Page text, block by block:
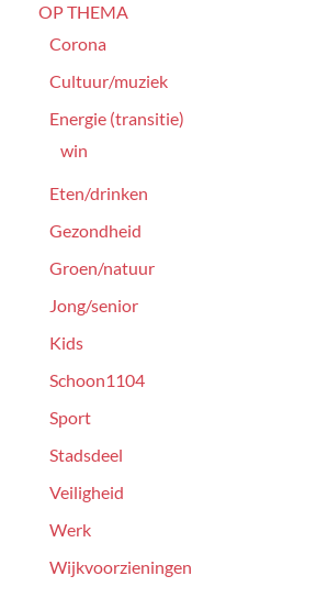
OP THEMA
Corona
Cultuur/muziek
Energie (transitie)
win
Eten/drinken
Gezondheid
Groen/natuur
Jong/senior
Kids
Schoon1104
Sport
Stadsdeel
Veiligheid
Werk
Wijkvoorzieningen